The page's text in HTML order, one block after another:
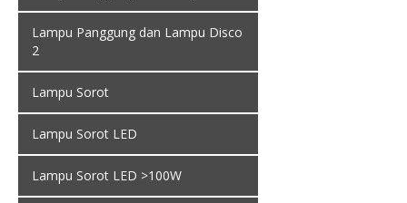
Lampu Panggung dan Lampu Disco
2
Lampu Sorot
Lampu Sorot LED
Lampu Sorot LED >100W